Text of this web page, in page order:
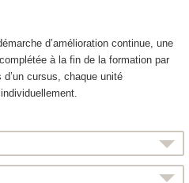
d’amélioration continue, une
à la fin de la formation par
cursus, chaque unité